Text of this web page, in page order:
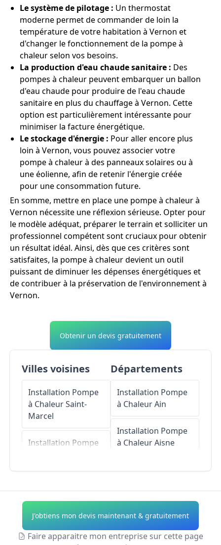
Le système de pilotage : Un thermostat
moderne permet de commander de loin la
température de votre habitation à Vernon et
d'changer le fonctionnement de la pompe à
chaleur selon vos besoins.
La production d'eau chaude sanitaire : Des
pompes à chaleur peuvent embarquer un ballon
d'eau chaude pour produire de l'eau chaude
sanitaire en plus du chauffage à Vernon. Cette
option est particulièrement intéressante pour
minimiser la facture énergétique.
Le stockage d'énergie : Pour aller encore plus
loin à Vernon, vous pouvez associer votre
pompe à chaleur à des panneaux solaires ou à
une éolienne, afin de retenir l'énergie créée
pour une consommation future.
En somme, mettre en place une pompe à chaleur à
Vernon nécessite une réflexion sérieuse. Opter pour
le modèle adéquat, préparer le terrain et solliciter un
professionnel compétent sont cruciaux pour obtenir
un résultat idéal. Ainsi, dès que ces critères sont
satisfaites, la pompe à chaleur devient un outil
puissant de diminuer les dépenses énergétiques et
de contribuer à la préservation de l'environnement à
Vernon.
Obtenir un devis gratuitement
Villes voisines
Installation Pompe
à ChaleurSaint-
Marcel
Installation Pompe
à ChaleurGiverny
Installation Pompe
à ChaleurSaint-Just
Départements
Installation Pompe
à ChaleurAin
Installation Pompe
à ChaleurAisne
Installation Pompe
à Chaleur Alpes-de-
Haute-Provence
J'obtiens mon devis maintenant & gratuitement
Faire apparaitre mon entreprise sur cette page